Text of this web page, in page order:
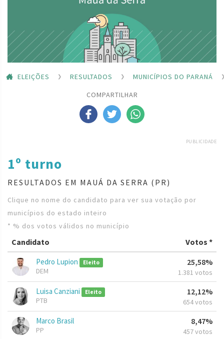
ELEIÇÕES RESULTADOS
MUNICÍPIOS DO PARANÁ
COMPARTILHAR
PUBLICIDADE
1º turno
RESULTADOS EM MAUÁ DA SERRA (PR)
Clique no nome do candidato para ver sua votação por
municípios do estado inteiro
* % dos votos válidos no município
Candidato Votos *
Pedro Lupion Eleito
DEM
25,58%
1.381 votos
Luisa Canziani Eleito
PTB
12,12%
654 votos
Marco Brasil
PP
8,47%
457 votos